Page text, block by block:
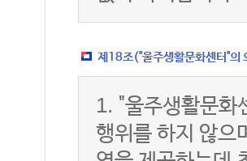
제18조("울주생활문화센터"의
1. "울주생활문화
행위를 하지 않으